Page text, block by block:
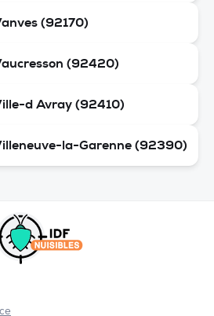
(92170)
(92420)
d Avray (92410)
la-Garenne (92390)